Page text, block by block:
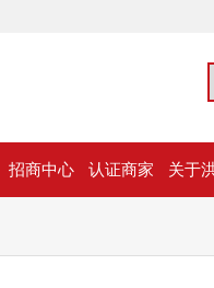
招商中心 认证商家 关于